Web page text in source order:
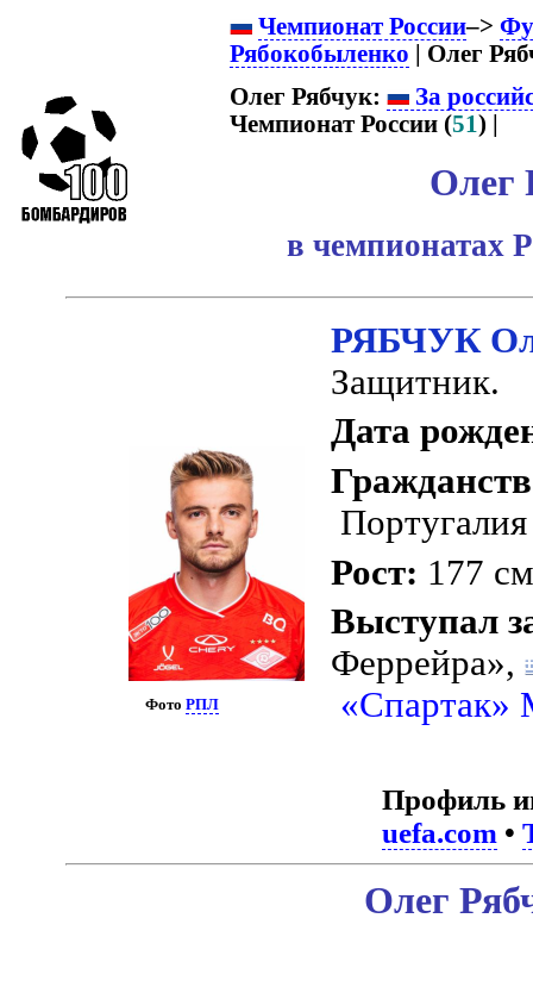
Чемпионат России–>
Рябокобыленко | Олег
Олег Рябчук:
За
Чемпионат России (51) |
Олег
в чемпионатах
ФотоРПЛ
РЯБЧУК
Защитник.
Дата
Португалия
Рост: 177
Выступал
Феррейра»,
«Спартак»
Профиль
uefa.com •
Олег